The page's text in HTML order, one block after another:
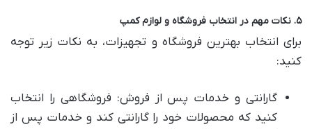
۵. نکات مهم در انتخاب فروشگاه و لوازم کمپ
برای انتخاب بهترین فروشگاه و تجهیزات، به نکات زیر توجه
کنید:
گارانتی و خدمات پس از فروش: فروشگاهی را انتخاب
کنید که محصولات خود را گارانتی کند و خدمات پس از